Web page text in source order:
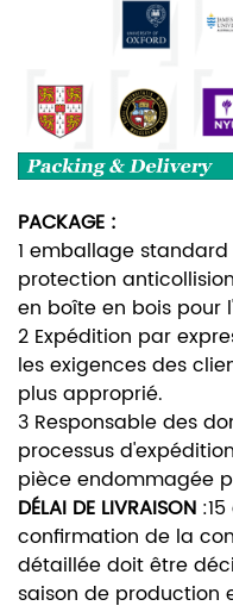
PACKAGE :
1 emballage
protection
en boîte en bois pour
2 Expédition par
les exigences des
plus approprié.
3 Responsable des
processus
pièce endommagée
DÉLAI DE LIVRAISON :
confirmation de la
détaillée doit être
saison de production